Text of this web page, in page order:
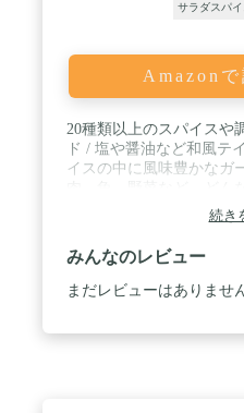
サラダスパイ
Amazonで
20種類以上のスパイスや
ド / 塩や醤油など和風テ
イスの中に風味豊かなガ
オールマイティスパイス
続き
みんなのレビュー
まだレビューはありませ